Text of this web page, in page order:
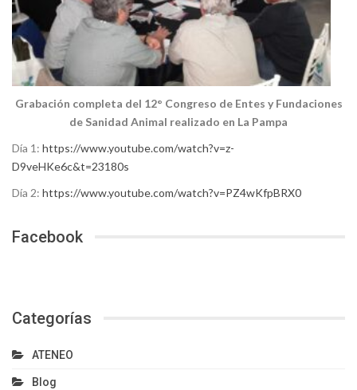
Grabación completa del 12° Congreso de Entes y Fundaciones
de Sanidad Animal realizado en La Pampa
Día 1: https://www.youtube.com/watch?v=z-
D9veHKe6c&t=23180s
Día 2: https://www.youtube.com/watch?v=PZ4wKfpBRX0
Facebook
Categorías
ATENEO
Blog